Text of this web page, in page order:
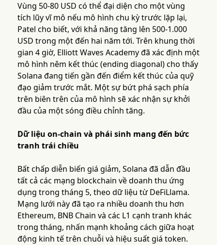
Vùng 50-80 USD có thể đại diện cho một vùng
tích lũy vĩ mô nếu mô hình chu kỳ trước lặp lại,
Patel cho biết, với khả năng tăng lên 500-1.000
USD trong một đến hai năm tới. Trên khung thời
gian 4 giờ, Elliott Waves Academy đã xác định một
mô hình nêm kết thúc (ending diagonal) cho thấy
Solana đang tiến gần đến điểm kết thúc của quỹ
đạo giảm trước mắt. Một sự bứt phá sạch phía
trên biên trên của mô hình sẽ xác nhận sự khởi
đầu của một sóng điều chỉnh tăng.
Dữ liệu on-chain và phái sinh mang đến bức
tranh trái chiều
Bất chấp diễn biến giá giảm, Solana đã dẫn đầu
tất cả các mạng blockchain về doanh thu ứng
dụng trong tháng 5, theo dữ liệu từ DeFiLlama.
Mạng lưới này đã tạo ra nhiều doanh thu hơn
Ethereum, BNB Chain và các L1 cạnh tranh khác
trong tháng, nhấn mạnh khoảng cách giữa hoạt
động kinh tế trên chuỗi và hiệu suất giá token.